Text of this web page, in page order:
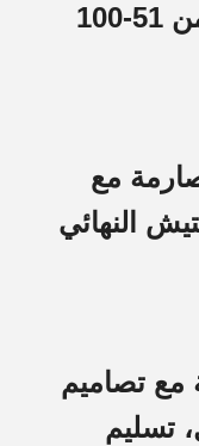
ومناطق أخرى مع فريق من 51-100
مع
النهائي
مع تصاميم
تسليم